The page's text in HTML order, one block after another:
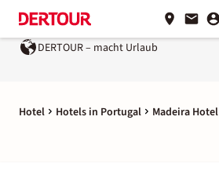
DERTOUR – macht Urlaub
Hotel Hotels in Portugal Madeira Hotel